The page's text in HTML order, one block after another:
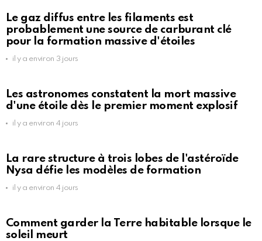
Le gaz diffus entre les filaments est
probablement une source de carburant clé
pour la formation massive d'étoiles
il y a environ 3 jours
Les astronomes constatent la mort massive
d'une étoile dès le premier moment explosif
il y a environ 4 jours
La rare structure à trois lobes de l'astéroïde
Nysa défie les modèles de formation
il y a environ 4 jours
Comment garder la Terre habitable lorsque le
soleil meurt